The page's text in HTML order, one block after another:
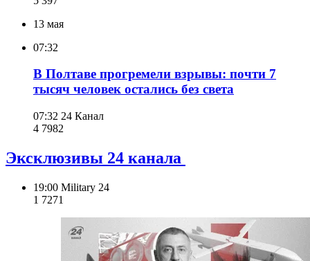
13 мая
07:32
В Полтаве прогремели взрывы: почти 7
тысяч человек остались без света
07:32 24 Канал
4 7982
Эксклюзивы 24 канала
19:00 Military 24
1 7271